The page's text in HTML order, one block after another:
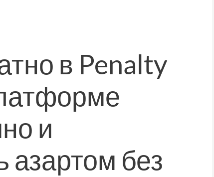
в Penalty
и
азартом без